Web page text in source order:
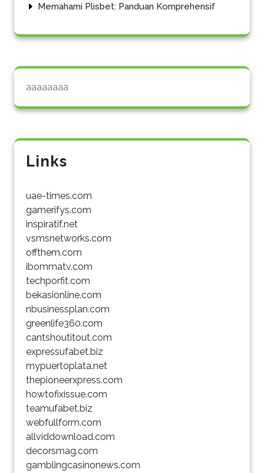
Memahami Plisbet: Panduan Komprehensif
aaaaaaaa
Links
uae-times.com
gamerifys.com
inspiratif.net
vsmsnetworks.com
offthem.com
ibommatv.com
techporfit.com
bekasionline.com
nbusinessplan.com
greenlife360.com
cantshoutitout.com
expressufabet.biz
mypuertoplata.net
thepioneerxpress.com
howtofixissue.com
teamufabet.biz
webfullform.com
allviddownload.com
decorsmag.com
gamblingcasinonews.com